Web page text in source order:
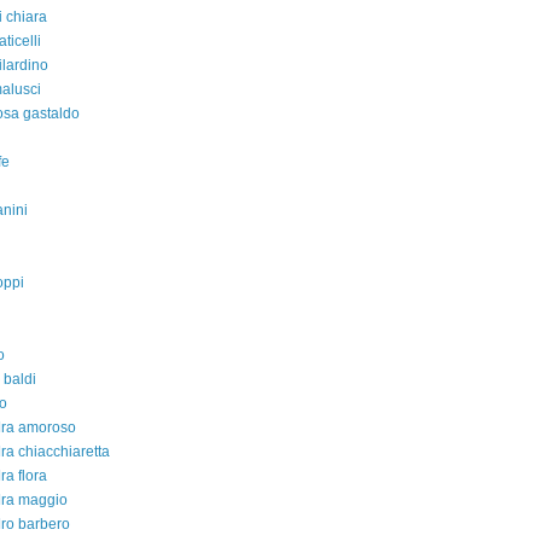
chiara
gastaldo
baldi
amoroso
chiacchiaretta
flora
maggio
barbero